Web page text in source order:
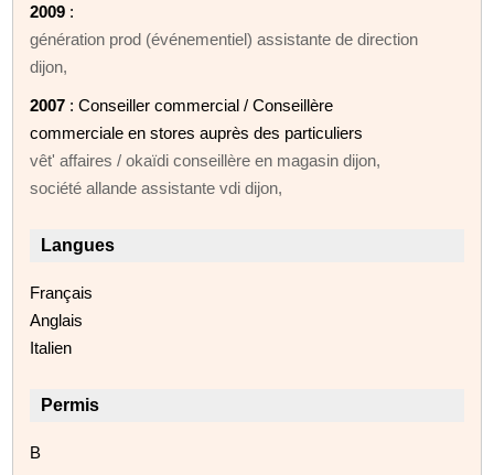
2009 :
génération prod (événementiel) assistante de direction
dijon,
2007 : Conseiller commercial / Conseillère
commerciale en stores auprès des particuliers
vêt' affaires / okaïdi conseillère en magasin dijon,
société allande assistante vdi dijon,
Langues
Français
Anglais
Italien
Permis
B